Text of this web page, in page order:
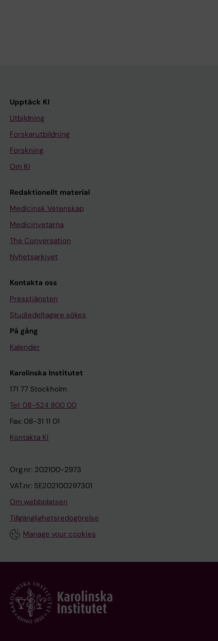
Upptäck KI
Utbildning
Forskarutbildning
Forskning
Om KI
Redaktionellt material
Medicinsk Vetenskap
Medicinvetarna
The Conversation
Nyhetsarkivet
Kontakta oss
Presstjänsten
Studiedeltagare sökes
På gång
Kalender
Karolinska Institutet
171 77 Stockholm
Tel: 08-524 800 00
Fax: 08-31 11 01
Kontakta KI
Org.nr: 202100-2973
VAT.nr: SE202100297301
Om webbplatsen
Tillgänglighetsredogörelse
Manage your cookies